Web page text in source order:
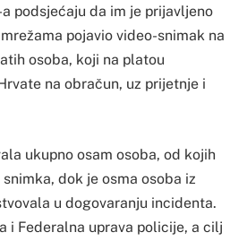
podsjećaju da im je prijavljeno
pojavio video-snimak na
osoba, koji na platou
na obračun, uz prijetnje i
ukupno osam osoba, od kojih
dok je osma osoba iz
u dogovaranju incidenta.
i Federalna uprava policije, a cilj